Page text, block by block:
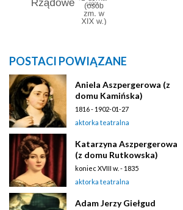
POSTACI POWIĄZANE
Aniela Aszpergerowa (z
domu Kamińska)
1816 - 1902-01-27
aktorka teatralna
Katarzyna Aszpergerowa
(z domu Rutkowska)
koniec XVIII w. - 1835
aktorka teatralna
Adam Jerzy Giełgud